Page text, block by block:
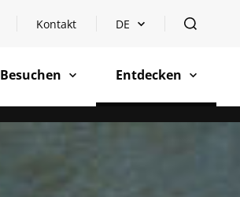
Kontakt Sprachauswahl öffnen
DE öffnen
Besuchen
öffnen Entdecken
öffnen